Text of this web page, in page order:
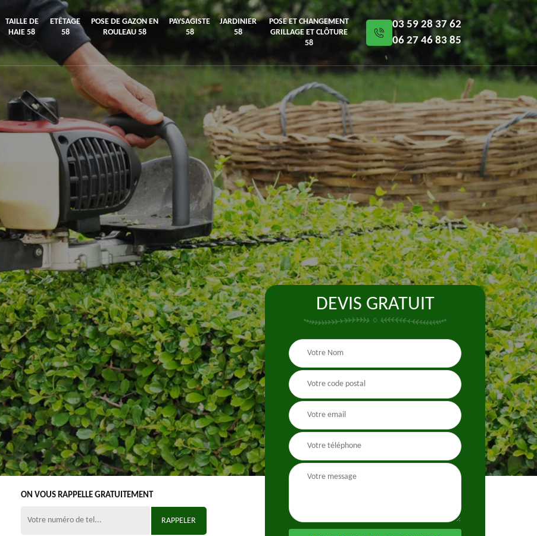
TAILLE DE
HAIE 58
ETÊTAGE
58
POSE DE GAZON EN
ROULEAU 58
PAYSAGISTE
58
JARDINIER
58
POSE ET CHANGEMENT
GRILLAGE ET CLÔTURE
58
03 59 28 37 62
06 27 46 83 85
ON VOUS RAPPELLE GRATUITEMENT
DEVIS GRATUIT